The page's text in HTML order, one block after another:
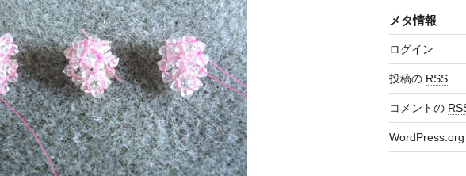
メタ情報
ログイン
投稿の RSS
コメントの
WordPress.org